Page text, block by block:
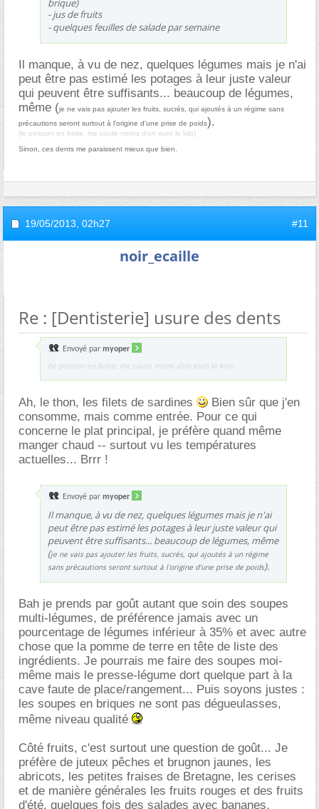
brique)
- jus de fruits
- quelques feuilles de salade par semaine
Il manque, à vu de nez, quelques légumes mais je n'ai
peut être pas estimé les potages à leur juste valeur
qui peuvent être suffisants... beaucoup de légumes,
même (je ne vais pas ajouter les fruits, sucrés, qui ajoutés à un régime sans
précautions seront surtout à l'origine d'une prise de poids).
(le poisson en boite, me coute moins d'un euro le kilo)
Sinon, ces dents me paraissent mieux que bien.
19/05/2013, 02h27 #11
noir_ecaille
Re : [Dentisterie] usure des dents
Envoyé par myoper
(le poisson en boite, me coute moins d'un euro le kilo)
Ah, le thon, les filets de sardines
Bien sûr que j'en
consomme, mais comme entrée. Pour ce qui
concerne le plat principal, je préfère quand même
manger chaud -- surtout vu les températures
actuelles... Brrr !
Envoyé par myoper
Il manque, à vu de nez, quelques légumes mais je n'ai
peut être pas estimé les potages à leur juste valeur qui
peuvent être suffisants... beaucoup de légumes, même
(je ne vais pas ajouter les fruits, sucrés, qui ajoutés à un régime
sans précautions seront surtout à l'origine d'une prise de poids).
Bah je prends par goût autant que soin des soupes
multi-légumes, de préférence jamais avec un
pourcentage de légumes inférieur à 35% et avec autre
chose que la pomme de terre en tête de liste des
ingrédients. Je pourrais me faire des soupes moi-
même mais le presse-légume dort quelque part à la
cave faute de place/rangement... Puis soyons justes :
les soupes en briques ne sont pas dégueulasses,
même niveau qualité
Côté fruits, c'est surtout une question de goût... Je
préfère de juteux pêches et brugnon jaunes, les
abricots, les petites fraises de Bretagne, les cerises
et de manière générales les fruits rouges et des fruits
d'été, quelques fois des salades avec bananes,